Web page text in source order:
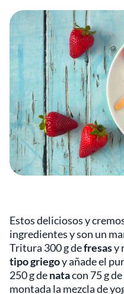
Estos deliciosos y
ingredientes y son un
Tritura 300 g defresasy
tipo griegoy añade el
250 g denatacon 75 g de
montada la mezcla de